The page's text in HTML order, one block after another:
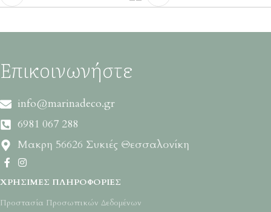
Επικοινωνήστε
info@marinadeco.gr
6981 067 288
Μακρη 56626 Συκιές Θεσσαλονίκη
ΧΡΉΣΙΜΕΣ ΠΛΗΡΟΦΟΡΊΕΣ
Προστασία Προσωπικών Δεδομένων